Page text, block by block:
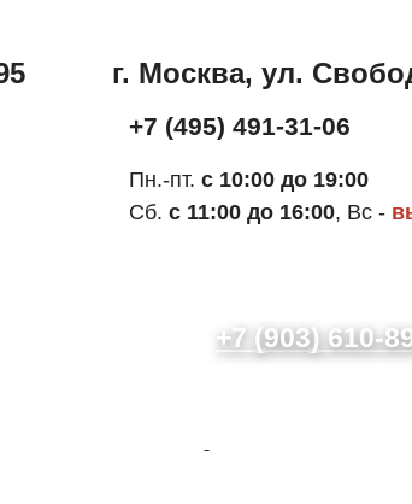
г. Москва, ул.
+7 (495) 491-31-06
Пн.-пт.с 10:00 до 19:00
Сб.с 11:00 до 16:00, Вс -
+7 (903) 610-